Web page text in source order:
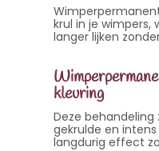
krul in je wimpers,
langer lijken
kleuring
Deze
gekrulde en
langdurig effect